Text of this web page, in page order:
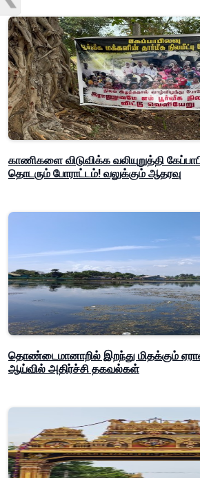
காணிகளை விடுவிக்க வலியுறுத்தி
தொடரும் போராட்டம்! வலுக்கும் ஆதரவு
தொண்டைமானாறில் இறந்து மிதக்கும்
ஆய்வில் அதிர்ச்சி தகவல்கள்